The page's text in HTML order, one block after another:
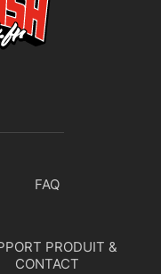
FAQ
PRODUIT &
CONTACT